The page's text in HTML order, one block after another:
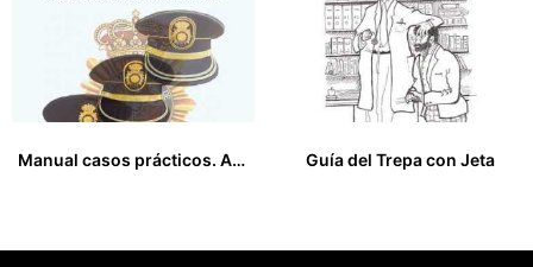
Manual casos prácticos. Ascenso a oficial/subinspector Cuerpo Nacional de Policía
Guía del Trepa con Jeta